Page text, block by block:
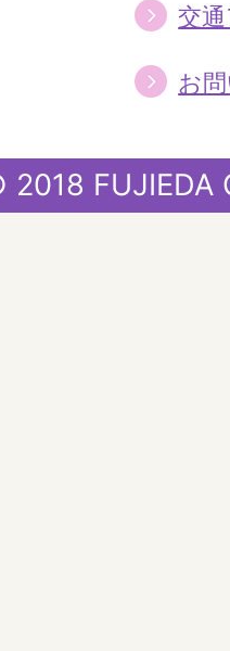
交
お
2018 FUJIEDA